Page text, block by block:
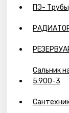
ПЭ-
Сальник
5.900-3
Для